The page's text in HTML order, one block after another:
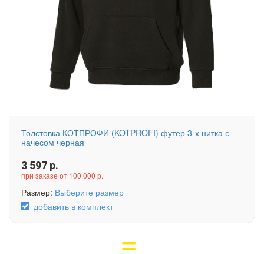
Толстовка КОТПРОФИ (KOTPROFI) футер 3-х нитка с
начесом черная
3 597 р.
при заказе от 100 000 р.
Размер: Выберите размер
добавить в комплект